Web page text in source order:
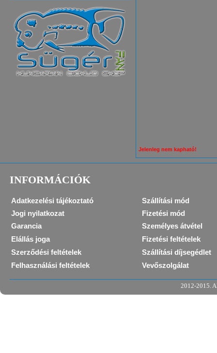
Jelenleg nem kapható!
INFORMÁCIÓK
Adatkezelési tájékoztató
Szállítási mód
Jogi nyilatkozat
Fizetési mód
Garancia
Személyes átvétel
Elállás joga
Fizetési feltételek
Szerződési feltételek
Szállítási díjsegédlet
Felhasználási feltételek
Vevőszolgálat
2012-2015.